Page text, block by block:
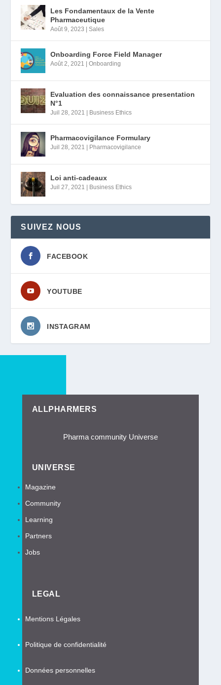
Les Fondamentaux de la Vente
Pharmaceutique
Août 9, 2023 |Sales
Onboarding Force Field Manager
Août 2, 2021 |Onboarding
Evaluation des connaissance presentation
N°1
Juil 28, 2021 | Business Ethics
Pharmacovigilance Formulary
Juil 28, 2021 | Pharmacovigilance
Loi anti-cadeaux
Juil 27, 2021 | Business Ethics
SUIVEZ NOUS
FACEBOOK
YOUTUBE
INSTAGRAM
ALLPHARMERS
Pharma community Universe
UNIVERSE
Magazine
Community
Learning
Partners
Jobs
LEGAL
Mentions Légales
Politique de confidentialité
Données personnelles